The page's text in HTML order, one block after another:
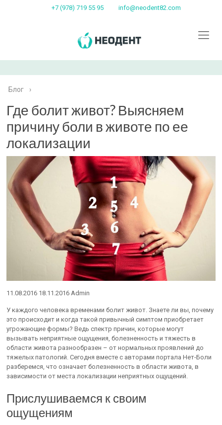
+7 (978) 719 55 95 info@neodent82.com
Блог ›
Где болит живот? Выясняем
причину боли в животе по ее
локализации
11.08.2016 18.11.2016 Admin
У каждого человека временами болит живот. Знаете ли вы, почему
это происходит и когда такой привычный симптом приобретает
угрожающие формы? Ведь спектр причин, которые могут
вызывать неприятные ощущения, болезненность и тяжесть в
области живота разнообразен – от нормальных проявлений до
тяжелых патологий. Сегодня вместе с авторами портала Нет-Боли
разберемся, что означает болезненность в области живота, в
зависимости от места локализации неприятных ощущений.
Прислушиваемся к своим
ощущениям